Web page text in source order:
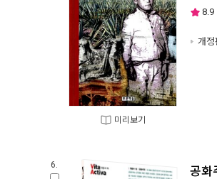
미리보기
8.9
개정
6. 공화